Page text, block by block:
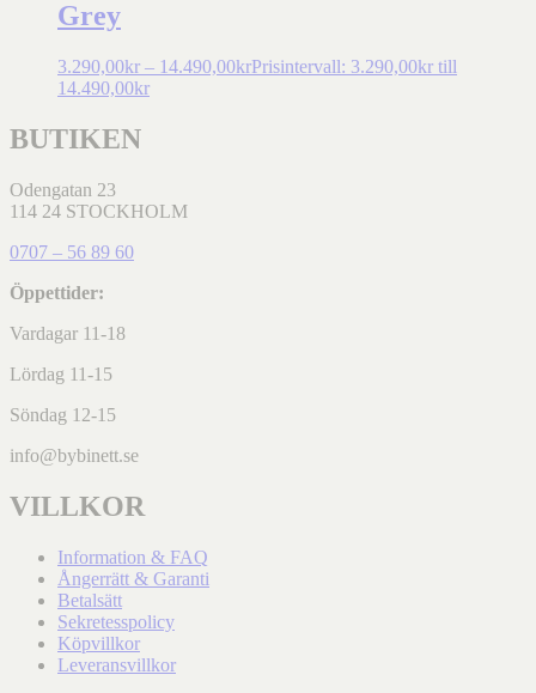
Grey
3.290,00kr – 14.490,00krPrisintervall: 3.290,00kr till
14.490,00kr
BUTIKEN
Odengatan 23
114 24 STOCKHOLM
0707 – 56 89 60
Öppettider:
Vardagar 11-18
Lördag 11-15
Söndag 12-15
info@bybinett.se
VILLKOR
Information & FAQ
Ångerrätt & Garanti
Betalsätt
Sekretesspolicy
Köpvillkor
Leveransvillkor